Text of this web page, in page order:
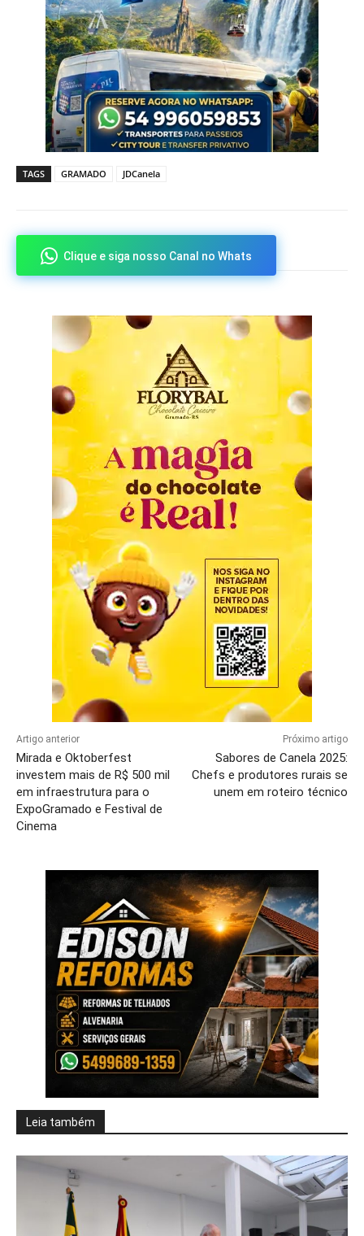
TAGS GRAMADO JDCanela
Clique e siga nosso Canal no Whats
Artigo anterior
Mirada e Oktoberfest
investem mais de R$ 500 mil
em infraestrutura para o
ExpoGramado e Festival de
Cinema
Próximo artigo
Sabores de Canela 2025:
Chefs e produtores rurais se
unem em roteiro técnico
Leia também